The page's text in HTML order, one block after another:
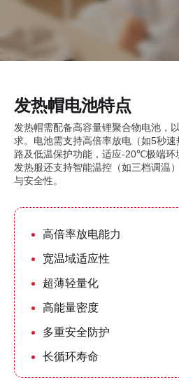
发热帽电池特点
发热帽需配备高容量锂聚合物电池，
求。电池需支持高倍率放电（如5秒
路及低温保护功能，适应-20℃极端环
发热服还支持智能温控（如三档调温
与安全性。
高倍率放电能力
宽温域适应性
超薄轻量化
高能量密度
多重安全防护
长循环寿命